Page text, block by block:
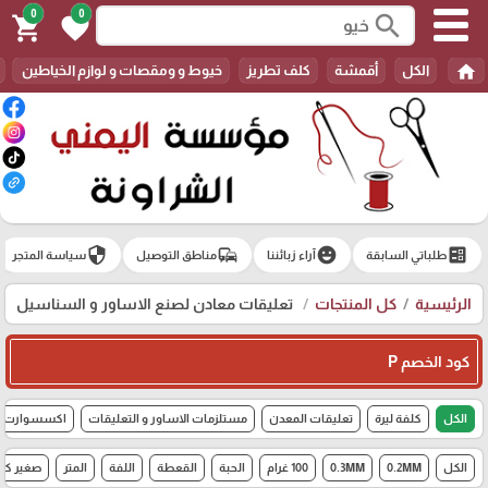
search
0
favorite
0
shopping_cart
home الكل أقمشة كلف تطريز خيوط و ومقصات و لوازم الخياطين
ballotطلباتي السابقة emoji_emotionsآراء زبائننا commuteمناطق التوصيل securityسياسة المتجر
الرئيسية كل المنتجات تعليقات معادن لصنع الاساور و السناسيل
كود الخصم P
الكل كلفة ليرة تعليقات المعدن مستلزمات الاساور و التعليقات اكسسوارت
الكل 0.2MM
0.3MM 100 غرام الحبة القعطة اللفة المتر صغير كل ١٠